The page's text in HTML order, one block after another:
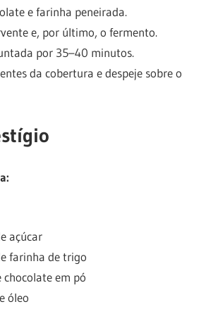
e farinha peneirada.
e, por último, o fermento.
por 35–40 minutos.
da cobertura e despeje sobre o
açúcar
farinha de trigo
chocolate em pó
óleo